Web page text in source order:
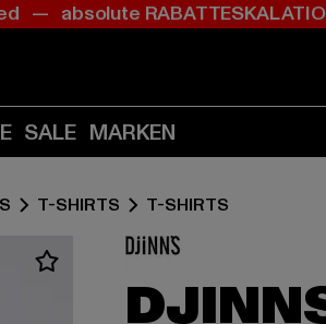
Zum
(Enter
drücken)
Zum
(Enter
drücken)
— absolute
SALE MARKEN
T-SHIRTS T-SHIRTS